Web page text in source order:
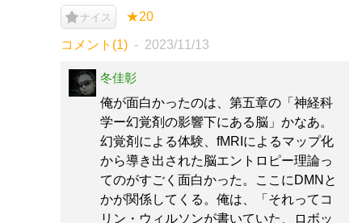
ナイス ★20
コメント(1) 2023/11/13
冬佳彰
俺が面白かったのは、第五章の「神経科
学ー幻覚剤の影響下にある脳」かなあ。
幻覚剤による体験、fMRIによるマップ化
から導き出された脳エントロピー理論っ
てのがすごく面白かった。ここにDMNと
かが関係してくる。俺は、「それってコ
リン・ウィルソンが書いていた、ロボッ